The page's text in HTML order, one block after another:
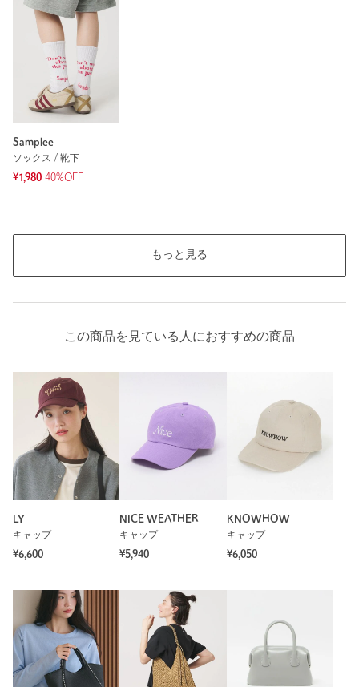
Samplee
ソックス / 靴下
¥1,980 40%OFF
もっと見る
この商品を見ている人におすすめの商品
LY
キャップ
¥6,600
NICE WEATHER
キャップ
¥5,940
KNOWHOW
キャップ
¥6,050